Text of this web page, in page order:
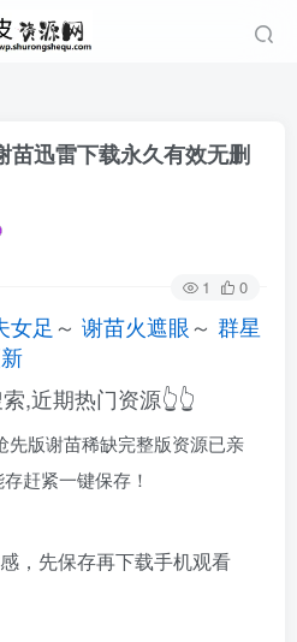
苗迅雷下载永久有效无删
1 0
女足 ～ 谢苗火遮眼～ 群星
,近期热门资源👆👆
先版谢苗稀缺完整版资源已亲
赶紧一键保存！
，先保存再下载手机观看